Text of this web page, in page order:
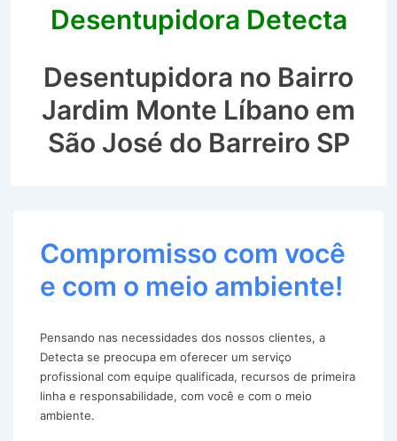
Desentupidora Detecta
Desentupidora no Bairro
Jardim Monte Líbano em
São José do Barreiro SP
Compromisso com você
e com o meio ambiente!
Pensando nas necessidades dos nossos clientes, a
Detecta se preocupa em oferecer um serviço
profissional com equipe qualificada, recursos de primeira
linha e responsabilidade, com você e com o meio
ambiente.